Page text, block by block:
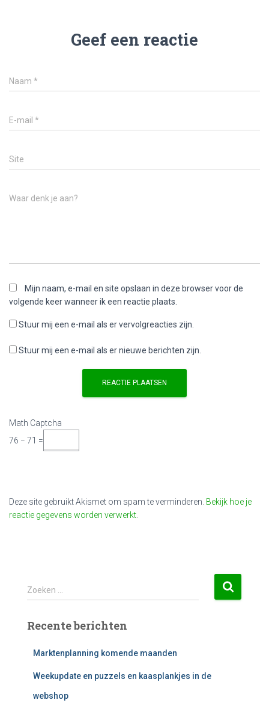
Geef een reactie
Naam *
E-mail *
Site
Waar denk je aan?
Mijn naam, e-mail en site opslaan in deze browser voor de
volgende keer wanneer ik een reactie plaats.
Stuur mij een e-mail als er vervolgreacties zijn.
Stuur mij een e-mail als er nieuwe berichten zijn.
Math Captcha
76 − 71 =
Deze site gebruikt Akismet om spam te verminderen. Bekijk hoe je
reactie gegevens worden verwerkt
Z
o
k
Zoeken …
Recente berichten
Marktenplanning komende maanden
Weekupdate en puzzels en kaasplankjes in de
webshop